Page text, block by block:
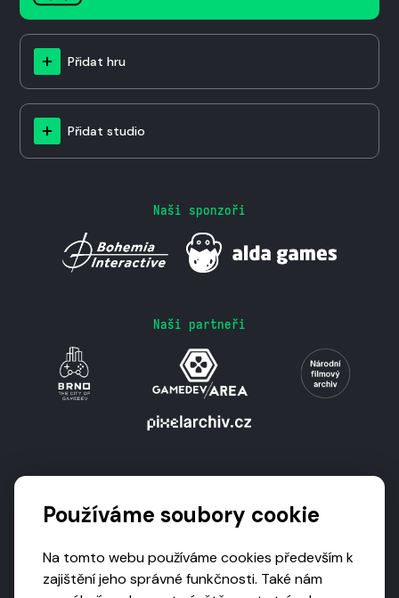
Přidat hru
Přidat studio
Naši sponzoři
Naši partneři
Používáme soubory cookie
Na tomto webu používáme cookies především k
zajištění jeho správné funkčnosti. Také nám